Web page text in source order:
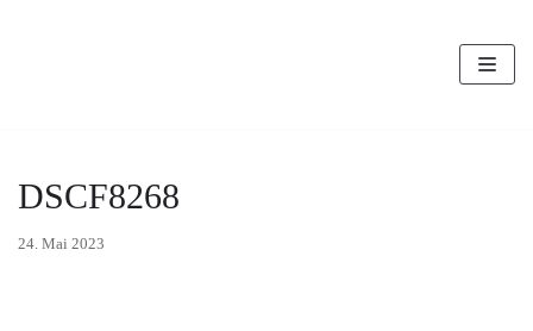
DSCF8268
24. Mai 2023